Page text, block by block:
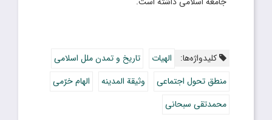
کلیدواژه‌ها: الهیات
تاریخ و تمدن ملل اسلامی
منطق تحول اجتماعی
وثیقة المدینه
الهام خرّمی
محمدتقی سبحانی